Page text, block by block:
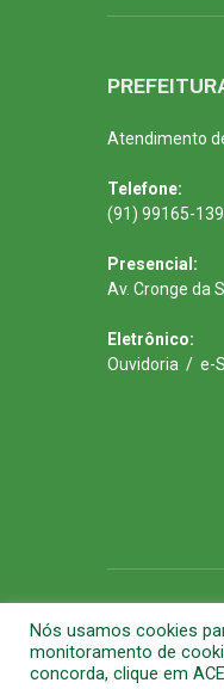
Atendimento
Telefone:
(91) 99165-
Presencial:
Av. Cronge da
Eletrônico:
Ouvidoria / e-
Nós usamos cookies
monitoramento de
concorda, clique em